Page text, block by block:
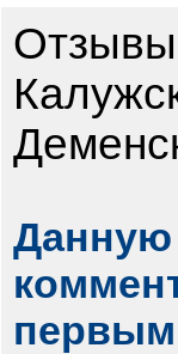
Данную